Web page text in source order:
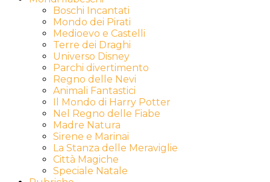
Boschi Incantati
Mondo dei Pirati
Medioevo e Castelli
Terre dei Draghi
Universo Disney
Parchi divertimento
Regno delle Nevi
Animali Fantastici
Il Mondo di Harry Potter
Nel Regno delle Fiabe
Madre Natura
Sirene e Marinai
La Stanza delle Meraviglie
Città Magiche
Speciale Natale